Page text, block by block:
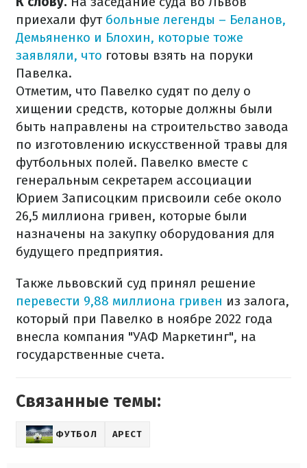
приехали футбольные легенды – Беланов,
Демьяненко и Блохин, которые тоже
заявляли, что готовы взять на поруки
Павелка.
Отметим, что Павелко судят по делу о
хищении средств, которые должны были
быть направлены на строительство завода
по изготовлению искусственной травы для
футбольных полей. Павелко вместе с
генеральным секретарем ассоциации
Юрием Записоцким присвоили себе около
26,5 миллиона гривен, которые были
назначены на закупку оборудования для
будущего предприятия.
Также львовский суд принял решение
перевести 9,88 миллиона гривен из залога,
который при Павелко в ноябре 2022 года
внесла компания "УАФ Маркетинг", на
государственные счета.
Связанные темы:
ФУТБОЛ АРЕСТ